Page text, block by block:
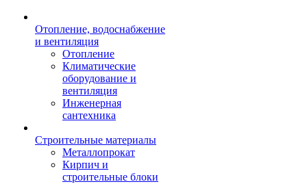
Отопление, водоснабжение
и вентиляция
Отопление
Климатические
оборудование и
вентиляция
Инженерная
сантехника
Строительные материалы
Металлопрокат
Кирпич и
строительные блоки